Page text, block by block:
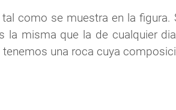
como se muestra en la figura.
la misma que la de cualquier
una roca cuya